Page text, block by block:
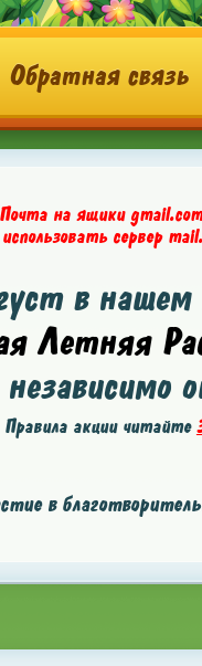
Обратная связь
на ящики
сервер
в нашем
Летняя
Правила акции читайте
в